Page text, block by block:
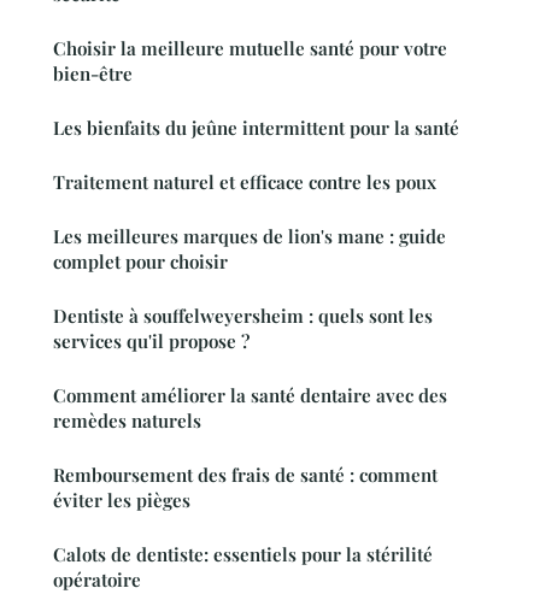
Choisir la meilleure mutuelle santé pour votre
bien-être
Les bienfaits du jeûne intermittent pour la santé
Traitement naturel et efficace contre les poux
Les meilleures marques de lion's mane : guide
complet pour choisir
Dentiste à souffelweyersheim : quels sont les
services qu'il propose ?
Comment améliorer la santé dentaire avec des
remèdes naturels
Remboursement des frais de santé : comment
éviter les pièges
Calots de dentiste: essentiels pour la stérilité
opératoire